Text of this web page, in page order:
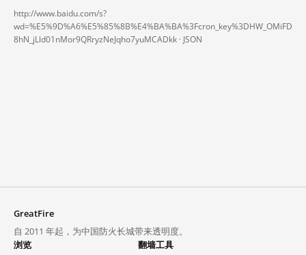
http://www.baidu.com/s?
wd=%E5%9D%A6%E5%85%8B%E4%BA%BA%3Fcron_key%3DHW_OMiFD
8hN_jLld01nMor9QRryzNeJqho7yuMCADkk · JSON
GreatFire
自 2011 年起，为中国防火长城带来透明度。
浏览
翻墙工具